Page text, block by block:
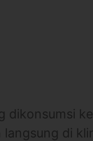
dikonsumsi
di